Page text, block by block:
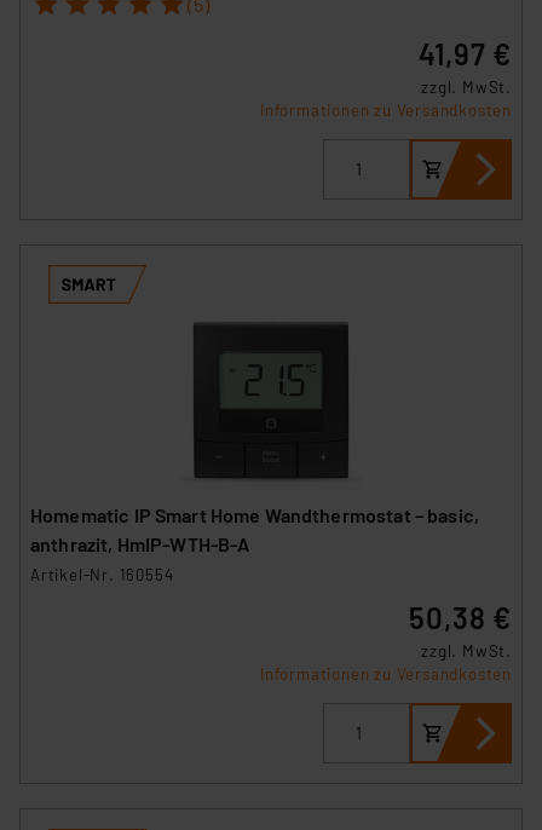
41,97 €
zzgl. MwSt.
Informationen zu Versandkosten
Homematic IP Smart Home Wandthermostat – basic,
anthrazit, HmIP-WTH-B-A
Artikel-Nr. 160554
50,38 €
zzgl. MwSt.
Informationen zu Versandkosten